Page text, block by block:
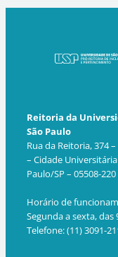
Reitoria da
São Paulo
Rua da Reitoria, 374
– Cidade Universitária
Paulo/SP – 05508-220
Horário de
Segunda a sexta, das
Telefone: (11) 3091-